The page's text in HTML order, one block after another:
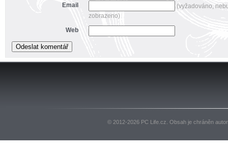
Email
(vyžadováno,
zobrazeno)
Web
© 2012-2026 PC Life.cz. Obsah je chráněn